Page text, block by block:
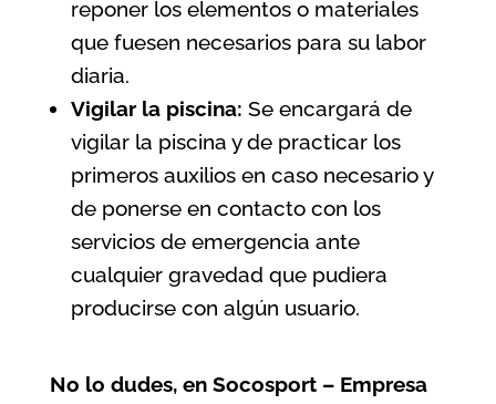
reponer los elementos o materiales
que fuesen necesarios para su labor
diaria.
Vigilar la piscina: Se encargará de
vigilar la piscina y de practicar los
primeros auxilios en caso necesario y
de ponerse en contacto con los
servicios de emergencia ante
cualquier gravedad que pudiera
producirse con algún usuario.
No lo dudes, en Socosport – Empresa